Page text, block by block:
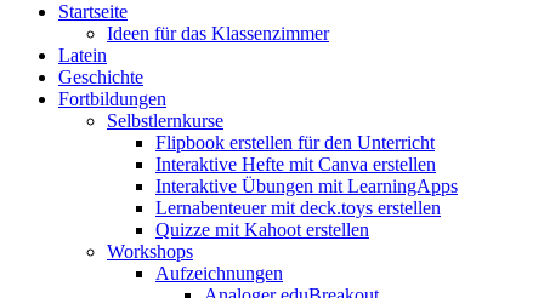
Startseite
Ideen für das Klassenzimmer
Latein
Geschichte
Fortbildungen
Selbstlernkurse
Flipbook erstellen für den Unterricht
Interaktive Hefte mit Canva erstellen
Interaktive Übungen mit LearningApps
Lernabenteuer mit deck.toys erstellen
Quizze mit Kahoot erstellen
Workshops
Aufzeichnungen